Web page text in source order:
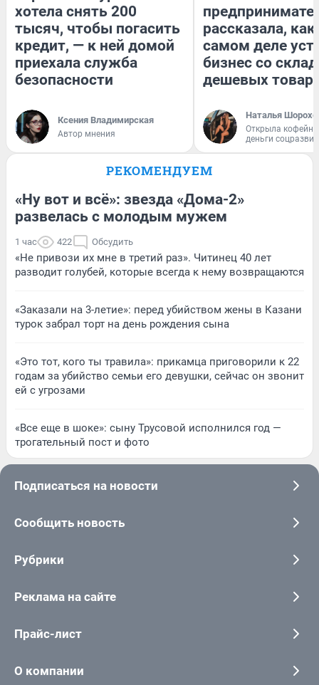
хотела снять 200
тысяч, чтобы погасить
кредит, — к ней домой
приехала служба
безопасности
Ксения Владимирская
Автор мнения
рассказала, как
самом деле
бизнес со
дешевых
Наталья
Открыла
деньги
РЕКОМЕНДУЕМ
«Ну вот и всё»: звезда «Дома-2»
развелась с молодым мужем
1 час 422 Обсудить
«Не привози их мне в третий раз». Читинец 40 лет
разводит голубей, которые всегда к нему возвращаются
«Заказали на 3-летие»: перед убийством жены в Казани
турок забрал торт на день рождения сына
«Это тот, кого ты травила»: прикамца приговорили к 22
годам за убийство семьи его девушки, сейчас он звонит
ей с угрозами
«Все еще в шоке»: сыну Трусовой исполнился год —
трогательный пост и фото
Подписаться на новости
Сообщить новость
Рубрики
Реклама на сайте
Прайс-лист
О компании